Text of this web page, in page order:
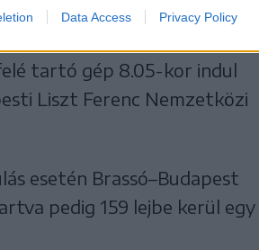
Data Access Privacy Policy
csütörtökön és
kor száll fel, és 7.30-ra
tartó gép 8.05-kor indul
Liszt Ferenc Nemzetközi
esetén Brassó–Budapest
pedig 159 lejbe kerül egy